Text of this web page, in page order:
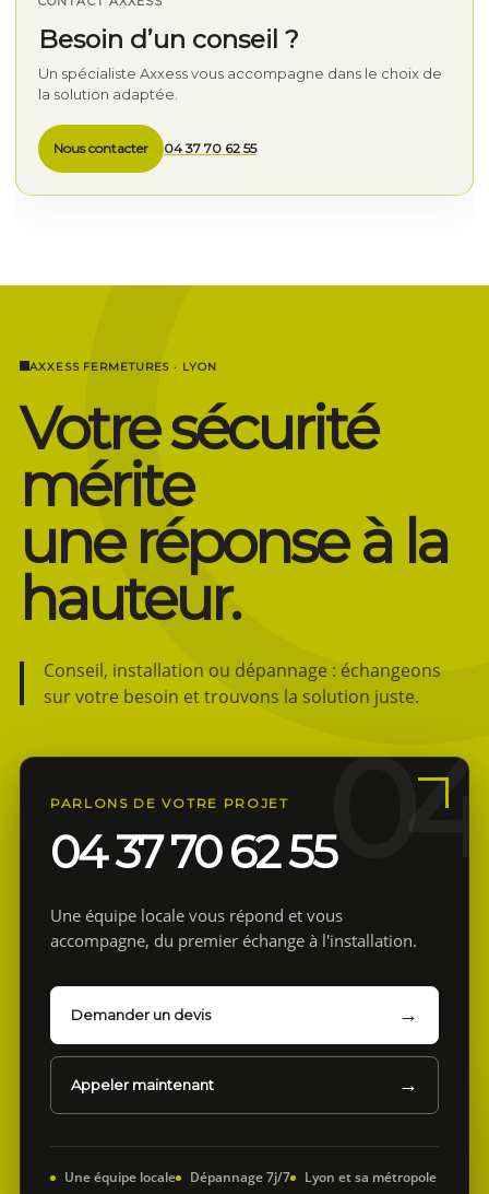
Besoin d’un conseil ?
Un spécialiste Axxess vous accompagne dans le choix de
la solution adaptée.
Nous contacter 04 37 70 62 55
AXXESS FERMETURES · LYON
Votre sécurité
mérite
une réponse à la
hauteur.
Conseil, installation ou dépannage : échangeons
sur votre besoin et trouvons la solution juste.
PARLONS DE VOTRE PROJET
04 37 70 62 55
Une équipe locale vous répond et vous
accompagne, du premier échange à l'installation.
Demander un devis
Appeler maintenant
Une équipe locale Dépannage 7j/7 Lyon et sa métropole